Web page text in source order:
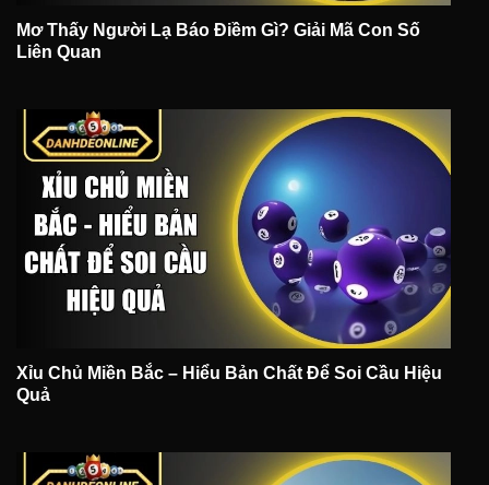
Mơ Thấy Người Lạ Báo Điềm Gì? Giải Mã Con Số
Liên Quan
Xỉu Chủ Miền Bắc – Hiểu Bản Chất Để Soi Cầu Hiệu
Quả